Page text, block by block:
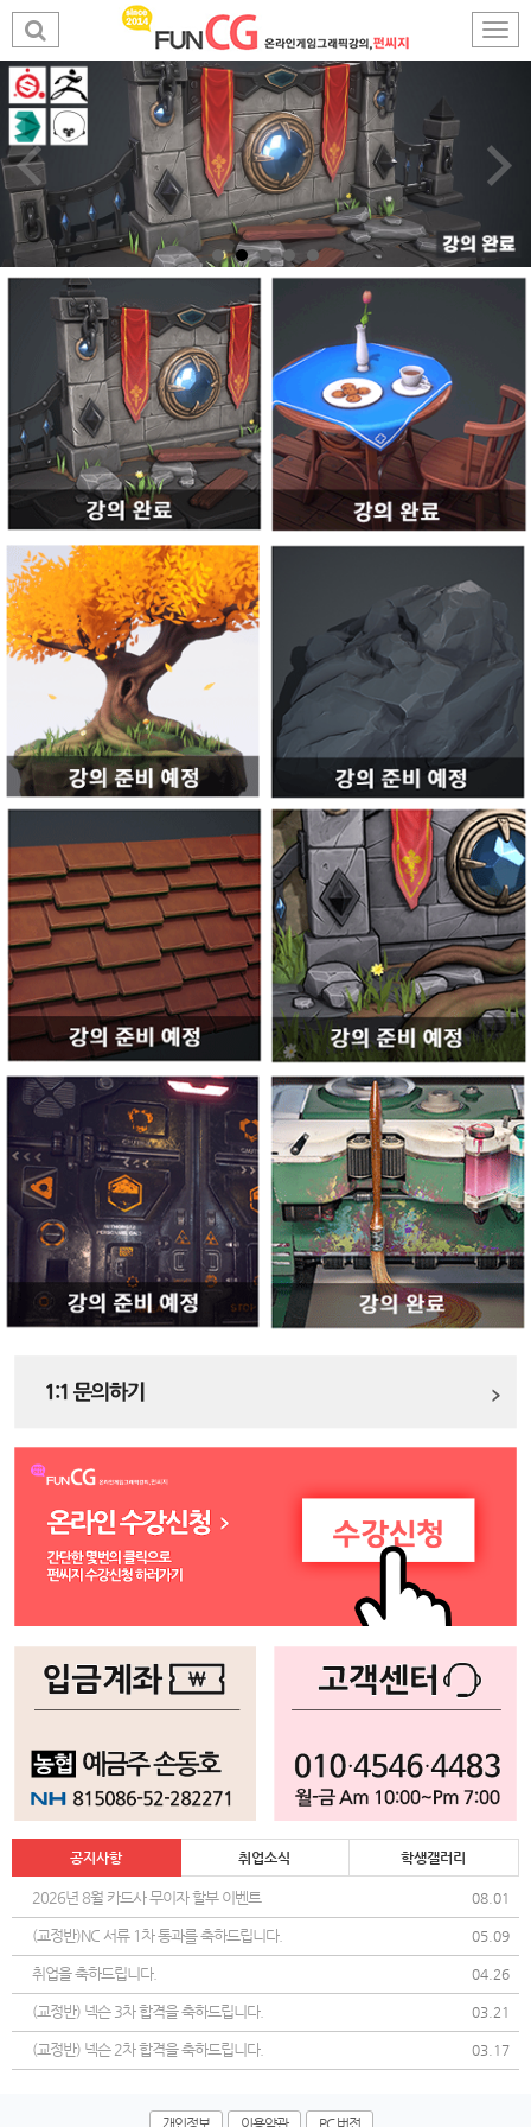
공지사항 취업소식 학생갤러리
2026년 8월 카드사 무이자 할부 이벤트 08.01
(교정반)NC 서류 1차 통과를 축하드립니다. 05.09
취업을 축하드립니다. 04.26
(교정반) 넥슨 3차 합격을 축하드립니다. 03.21
(교정반) 넥슨 2차 합격을 축하드립니다. 03.17
개인정보 이용약관 PC 버전